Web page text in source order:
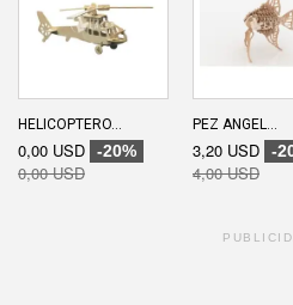
HELICOPTERO...
0,00 USD -20%
0,00 USD
PEZ ANGEL...
3,20 USD -
4,00 USD